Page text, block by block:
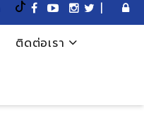
|
ติดต่อเรา